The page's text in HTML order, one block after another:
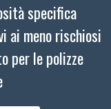
specifica
ai meno rischiosi
per le polizze